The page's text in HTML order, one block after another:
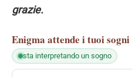
grazie.
Enigma attende i tuoi sogni
sta interpretando un sogno